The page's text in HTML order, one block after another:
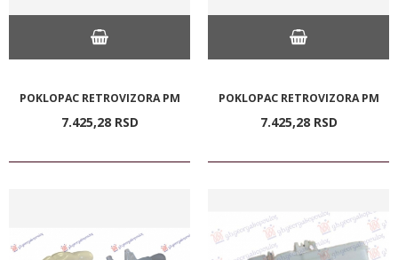
POKLOPAC RETROVIZORA PM
7.425,28 RSD
POKLOPAC RETROVIZORA PM
7.425,28 RSD